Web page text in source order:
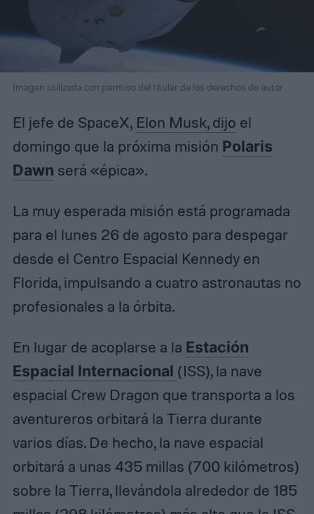
Imagen utilizada con permiso del titular de los derechos de autor
El jefe de SpaceX, Elon Musk, dijo el
domingo que la próxima misión Polaris
Dawn será «épica».
La muy esperada misión está programada
para el lunes 26 de agosto para despegar
desde el Centro Espacial Kennedy en
Florida, impulsando a cuatro astronautas no
profesionales a la órbita.
En lugar de acoplarse a la Estación
Espacial Internacional (ISS), la nave
espacial Crew Dragon que transporta a los
aventureros orbitará la Tierra durante
varios días. De hecho, la nave espacial
orbitará a unas 435 millas (700 kilómetros)
sobre la Tierra, llevándola alrededor de 185